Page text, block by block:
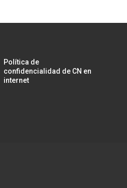
Política de
confidencialidad de CN en
internet